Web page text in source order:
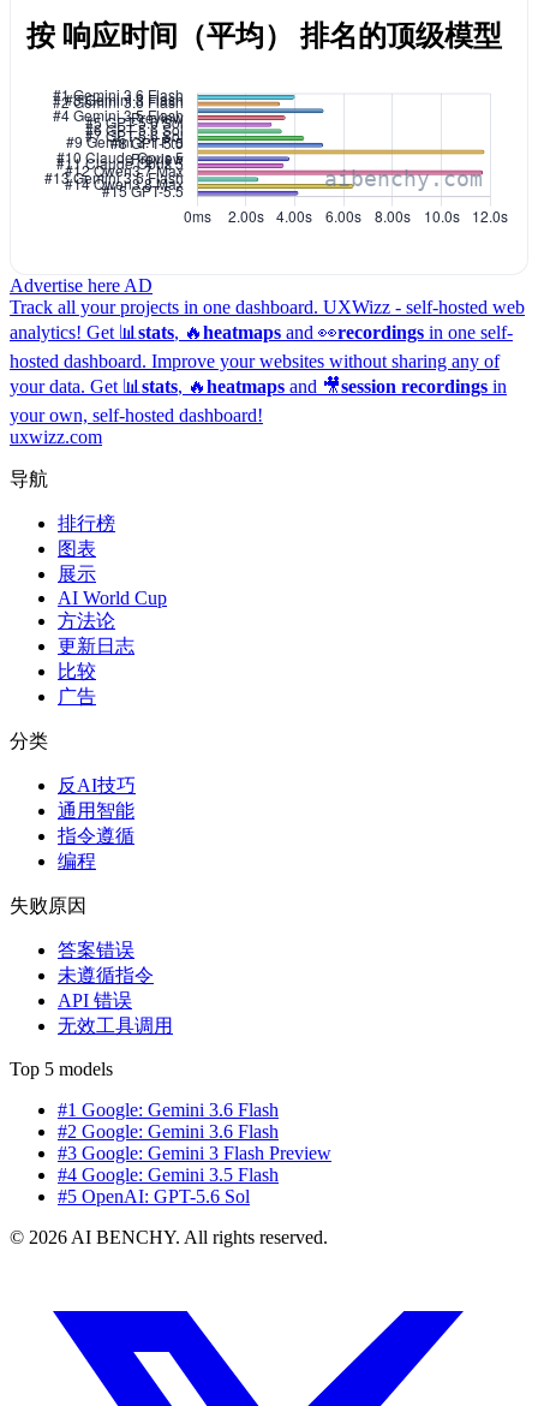
按 响应时间（平均） 排名的顶级模型
Advertise here AD
Track all your projects in one dashboard. UXWizz - self-hosted web
analytics! Get 📊 stats, 🔥heatmaps and 👀recordings in one self-
hosted dashboard. Improve your websites without sharing any of
your data. Get 📊 stats, 🔥heatmaps and 🎥session recordings in
your own, self-hosted dashboard!
uxwizz.com
导航
排行榜
图表
展示
AI World Cup
方法论
更新日志
比较
广告
分类
反AI技巧
通用智能
指令遵循
编程
失败原因
答案错误
未遵循指令
API 错误
无效工具调用
Top 5 models
#1 Google: Gemini 3.6 Flash
#2 Google: Gemini 3.6 Flash
#3 Google: Gemini 3 Flash Preview
#4 Google: Gemini 3.5 Flash
#5 OpenAI: GPT-5.6 Sol
© 2026 AI BENCHY. All rights reserved.